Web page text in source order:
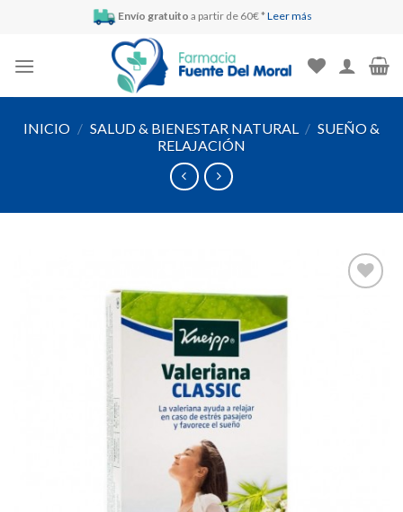
Envío gratuito a partir de 60€ * Leer más
INICIO / SALUD & BIENESTAR NATURAL / SUEÑO &
RELAJACIÓN